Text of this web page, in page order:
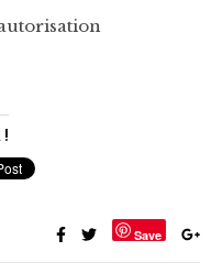
!
Save